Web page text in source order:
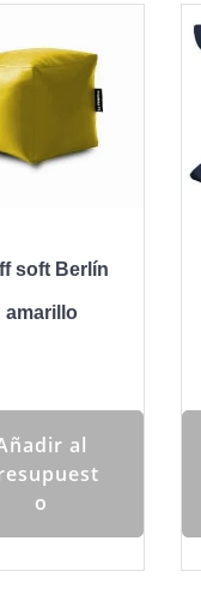
soft Berlín
amarillo
al
o